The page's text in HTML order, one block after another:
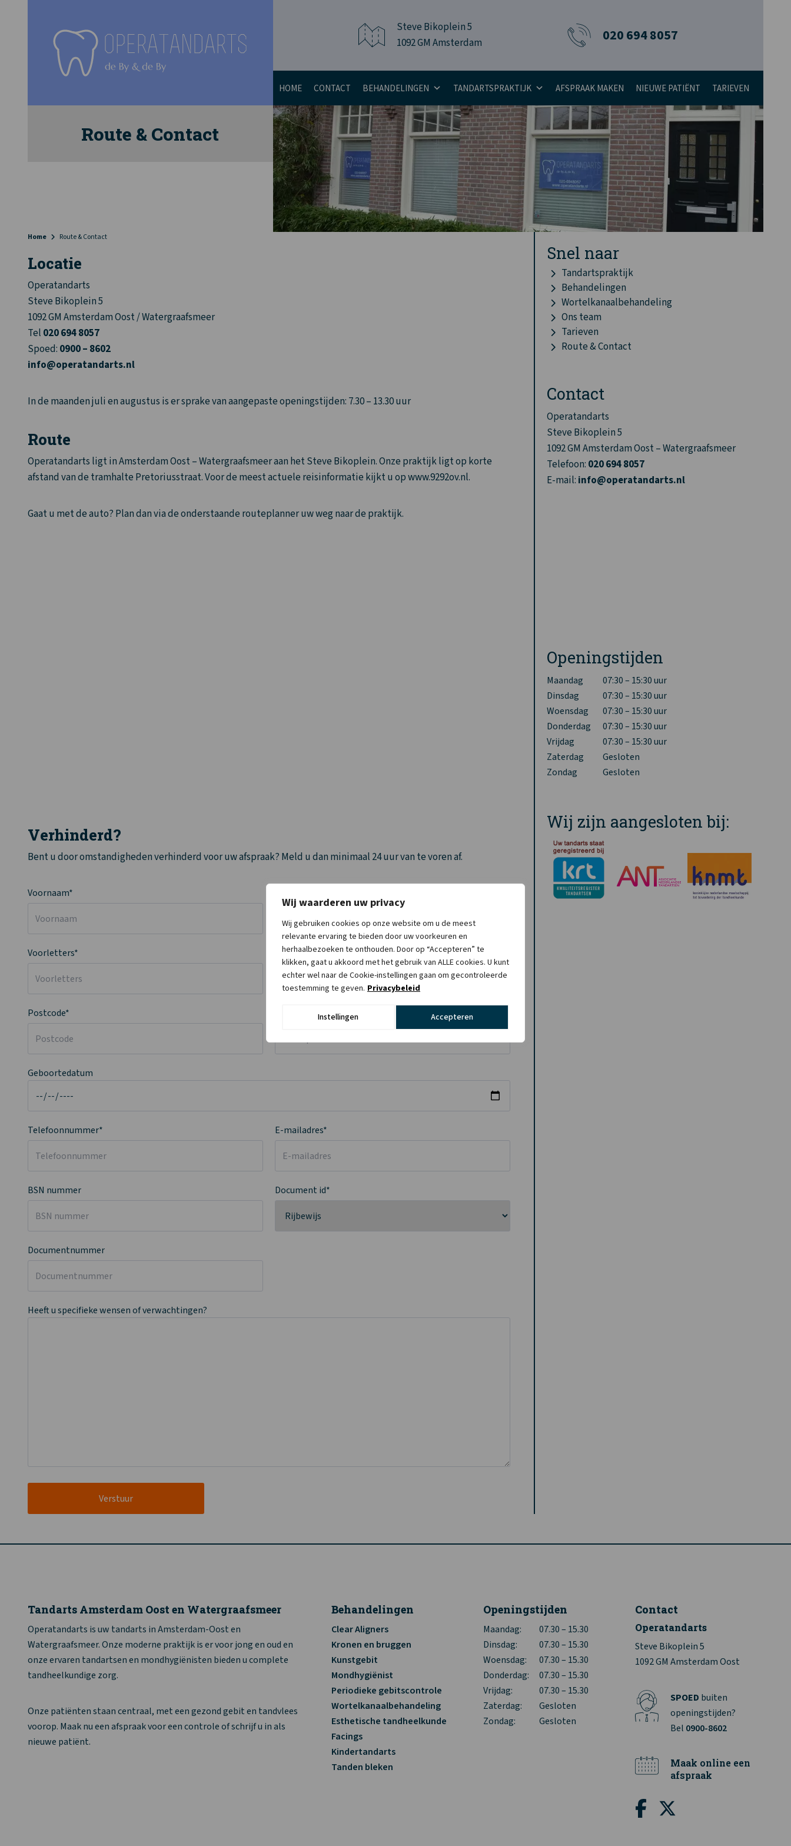
Wij waarderen uw privacy
Wij gebruiken cookies op onze website om u de meest
relevante ervaring te bieden door uw voorkeuren en
herhaalbezoeken te onthouden. Door op “Accepteren” te
klikken, gaat u akkoord met het gebruik van ALLE cookies. U kunt
echter wel naar de Cookie-instellingen gaan om gecontroleerde
toestemming te geven. Privacybeleid
Instellingen Accepteren
Steve Bikoplein 5
1092 GM Amsterdam
020 694 8057
HOME CONTACT BEHANDELINGEN TANDARTSPRAKTIJK AFSPRAAK MAKEN NIEUWE PATIËNT TARIEVEN
Route & Contact
Home Route & Contact
Locatie
Operatandarts
Steve Bikoplein 5
1092 GM Amsterdam Oost / Watergraafsmeer
Tel 020 694 8057
Spoed: 0900 – 8602
info@operatandarts.nl
In de maanden juli en augustus is er sprake van aangepaste openingstijden: 7.30 – 13.30 uur
Route
Operatandarts ligt in Amsterdam Oost – Watergraafsmeer aan het Steve Bikoplein. Onze praktijk ligt op korte
afstand van de tramhalte Pretoriusstraat. Voor de meest actuele reisinformatie kijkt u op www.9292ov.nl.
Gaat u met de auto? Plan dan via de onderstaande routeplanner uw weg naar de praktijk.
Verhinderd?
Bent u door omstandigheden verhinderd voor uw afspraak? Meld u dan minimaal 24 uur van te voren af.
Voornaam*
Voorletters* Adres*
Postcode* Woonplaats*
Geboortedatum
Telefoonnummer* E-mailadres*
BSN nummer Document id*
Documentnummer
Heeft u specifieke wensen of verwachtingen?
Snel naar
Tandartspraktijk
Behandelingen
Wortelkanaalbehandeling
Ons team
Tarieven
Route & Contact
Contact
Operatandarts
Steve Bikoplein 5
1092 GM Amsterdam Oost – Watergraafsmeer
Telefoon: 020 694 8057
E-mail: info@operatandarts.nl
Openingstijden
Maandag
07:30 – 15:30 uur
Dinsdag
07:30 – 15:30 uur
Woensdag
07:30 – 15:30 uur
Donderdag
07:30 – 15:30 uur
Vrijdag
07:30 – 15:30 uur
Zaterdag
Gesloten
Zondag
Gesloten
Wij zijn aangesloten bij:
Tandarts Amsterdam Oost en Watergraafsmeer
Operatandarts is uw tandarts in Amsterdam-Oost en
Watergraafsmeer. Onze moderne praktijk is er voor jong en oud en
onze ervaren tandartsen en mondhygiënisten bieden u complete
tandheelkundige zorg.
Onze patiënten staan centraal, met een gezond gebit en tandvlees
voorop. Maak nu een afspraak voor een controle of schrijf u in als
nieuwe patiënt.
Behandelingen
Clear Aligners
Kronen en bruggen
Kunstgebit
Mondhygiënist
Periodieke gebitscontrole
Wortelkanaalbehandeling
Esthetische tandheelkunde
Facings
Kindertandarts
Tanden bleken
Openingstijden
Maandag:
07.30 – 15.30
Dinsdag:
07.30 – 15.30
Woensdag:
07.30 – 15.30
Donderdag:
07.30 – 15.30
Vrijdag:
07.30 – 15.30
Zaterdag:
Gesloten
Zondag:
Gesloten
Contact
Operatandarts
Steve Bikoplein 5
1092 GM Amsterdam Oost
SPOED buiten
openingstijden?
Bel 0900-8602
Maak online een
afspraak